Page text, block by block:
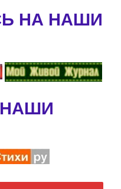
НА НАШИ
НАШИ